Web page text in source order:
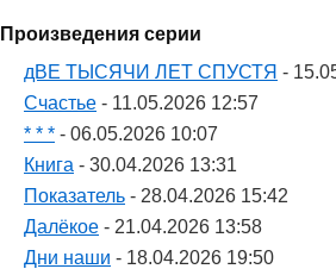
Произведения серии
дВЕ ТЫСЯЧИ ЛЕТ СПУСТЯ -
Счастье - 11.05.2026 12:57
* * * - 06.05.2026 10:07
Книга - 30.04.2026 13:31
Показатель - 28.04.2026 15:42
Далёкое - 21.04.2026 13:58
Дни наши - 18.04.2026 19:50